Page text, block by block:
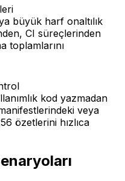
büyük harf onaltılık
CI süreçlerinden
toplamlarını
kod yazmadan
veya
özetlerini hızlıca